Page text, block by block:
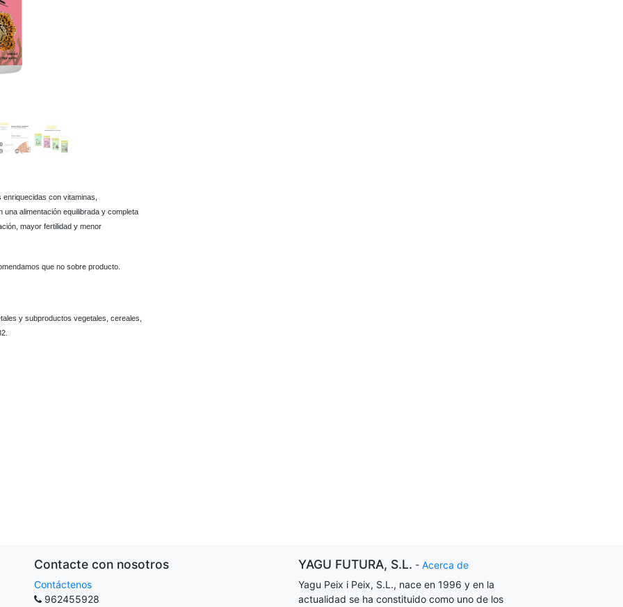
con vitaminas,
alimentación equilibrada y completa
mayor fertilidad y menor
que no sobre producto.
y subproductos vegetales, cereales,
Contacte con nosotros
Contáctenos
962455928
YAGU FUTURA, S.L. - Acerca de
Yagu Peix i Peix, S.L., nace en 1996 y en la
actualidad se ha constituido como uno de los